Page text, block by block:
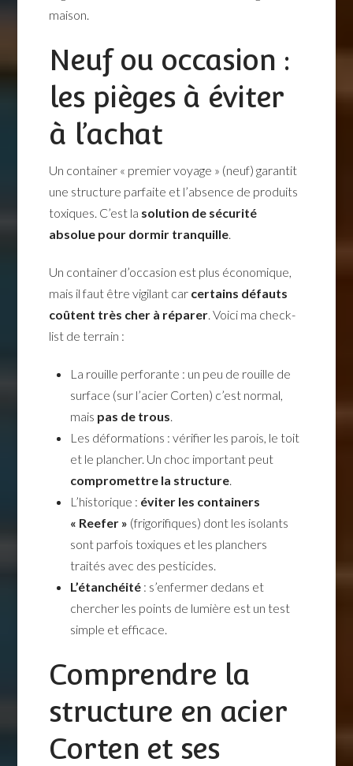
maison.
Neuf ou occasion :
les pièges à éviter
à l’achat
Un container « premier voyage » (neuf) garantit
une structure parfaite et l’absence de produits
toxiques. C’est la solution de sécurité
absolue pour dormir tranquille
Un container d’occasion est plus économique,
mais il faut être vigilant car certains défauts
coûtent très cher à réparer . Voici ma check-
list de terrain :
La rouille perforante : un peu de rouille de
surface (sur l’acier Corten) c’est normal,
mais pas de trous
Les déformations : vérifier les parois, le toit
et le plancher. Un choc important peut
compromettre la structure.
L’historique : éviter les containers
« Reefer » (frigorifiques) dont les isolants
sont parfois toxiques et les planchers
traités avec des pesticides.
L’étanchéité: s’enfermer dedans et
chercher les points de lumière est un test
simple et efficace.
Comprendre la
structure en acier
Corten et ses